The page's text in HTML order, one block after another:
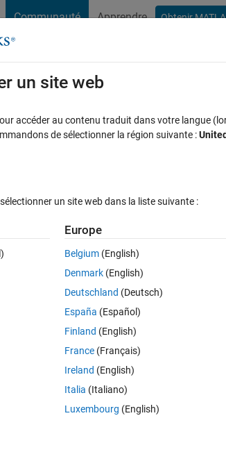
Communauté Apprendre Obtenir
Cody
Parcourir
a number of '.csv' files in a directory and
char(csvfiles(i))];
un site web
accéder au contenu traduit dans votre langue
de sélectionner la région suivante :
un site web dans la liste suivante :
Europe
Belgium (English)
Denmark (English)
Deutschland (Deutsch)
España (Español)
Finland (English)
France (Français)
Ireland (English)
Italia (Italiano)
Luxembourg (English)